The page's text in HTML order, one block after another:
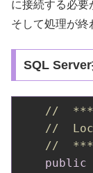
に接続する必要
そして処理が終
SQL
//
//
//
public